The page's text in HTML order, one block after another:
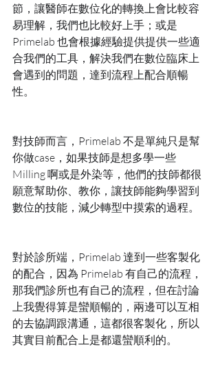
節，讓醫師在數位化的轉換上會比較容
易理解，我們也比較好上手；或是
Primelab 也會根據經驗提供提供一些適
合我們的工具，解決我們在數位臨床上
會遇到的問題，達到流程上配合順暢
性。
對技師而言，Primelab 不是單純只是幫
你做case，如果技師是想多學一些
Milling 啊或是外染等，他們的技師都很
願意幫助你、教你，讓技師能夠學習到
數位的技能，減少轉型中摸索的過程。
對於診所端，Primelab 達到一些客製化
的配合，因為 Primelab 有自己的流程，
那我們診所也有自己的流程，但在討論
上我覺得算是蠻順暢的，兩邊可以互相
的去協調跟溝通，這都很客製化，所以
其實目前配合上是都還蠻順利的。